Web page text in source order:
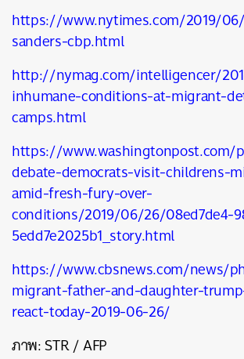
https://www.nytimes.com/2019/
sanders-cbp.html
http://nymag.com/intelligencer/
inhumane-conditions-at-migrant-
camps.html
https://www.washingtonpost.com/
debate-democrats-visit-childrens-
amid-fresh-fury-over-
conditions/2019/06/26/08ed7de4-
5edd7e2025b1_story.html
https://www.cbsnews.com/news/
migrant-father-and-daughter-
react-today-2019-06-26/
ภาพ:STR / AFP